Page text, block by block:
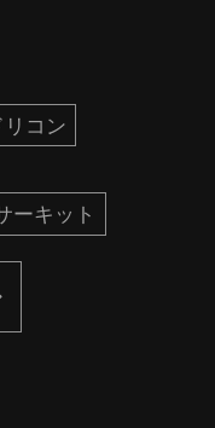
リコン
ーキット